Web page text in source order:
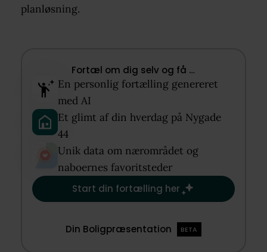
planløsning.
Fortæl om dig selv og få …​
En personlig fortælling genereret
med AI​
Et glimt af din hverdag på Nygade
44​
Unik data om nærområdet og
naboernes favoritsteder​
Start din fortælling her
Din Boligpræsentation BETA